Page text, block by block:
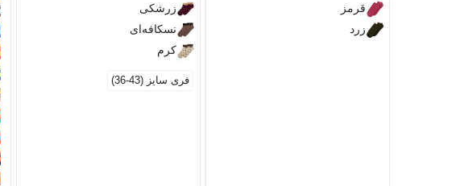
قرمز
زرد
زرشکی
نسکافه‌ای
کرم
فری سایز (43-36)